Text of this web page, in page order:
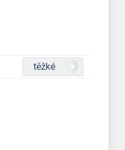
těžké